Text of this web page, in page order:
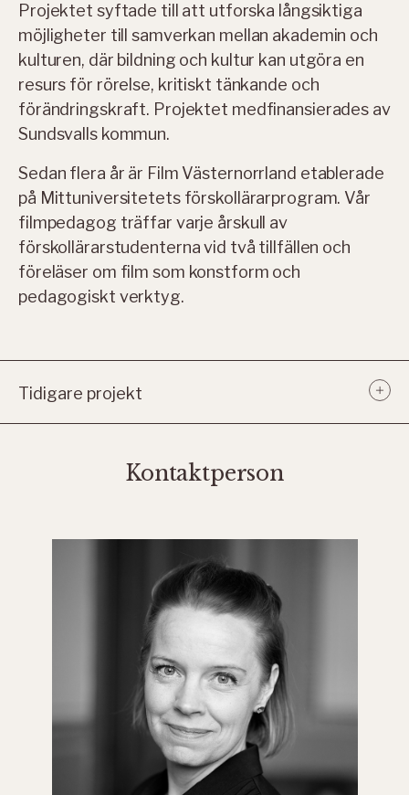
Projektet syftade till att utforska långsiktiga
möjligheter till samverkan mellan akademin och
kulturen, där bildning och kultur kan utgöra en
resurs för rörelse, kritiskt tänkande och
förändringskraft. Projektet medfinansierades av
Sundsvalls kommun.
Sedan flera år är Film Västernorrland etablerade
på Mittuniversitetets förskollärarprogram. Vår
filmpedagog träffar varje årskull av
förskollärarstudenterna vid två tillfällen och
föreläser om film som konstform och
pedagogiskt verktyg.
Tidigare projekt
Kontaktperson